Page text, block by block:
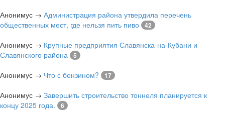
Анонимус → Администрация района утвердила перечень
общественных мест, где нельзя пить пиво
42
Анонимус → Крупные предприятия Славянска-на-Кубани и
Славянского района
5
Анонимус → Что с бензином? 17
Анонимус → Завершить строительство тоннеля планируется к
концу 2025 года.
6